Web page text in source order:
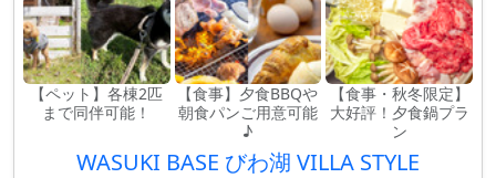
【ペット】各棟2匹
まで同伴可能！
【食事】夕食BBQや
朝食パンご用意可能
♪
【食事・秋冬限定】
大好評！夕食鍋プラ
ン
WASUKI BASE びわ湖 VILLA STYLE